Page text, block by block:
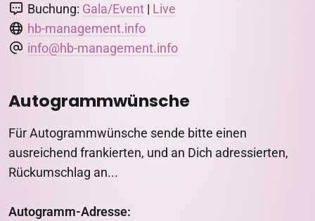
Buchung: Gala/Event| Live
hb-management.info
info@hb-management.info
Autogrammwünsche
Für Autogrammwünsche sende bitte einen
ausreichend frankierten, und an Dich adressierten,
Rückumschlag an...
Autogramm-Adresse: